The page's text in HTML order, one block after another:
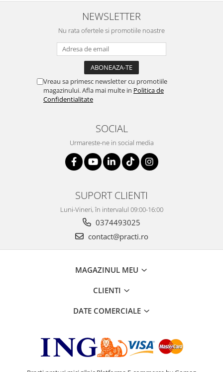
NEWSLETTER
Nu rata ofertele si promotiile noastre
Vreau sa primesc newsletter cu promotiile
magazinului. Afla mai multe in Politica de
Confidentialitate
SOCIAL
Urmareste-ne in social media
SUPORT CLIENTI
Luni-Vineri, în intervalul 09:00-16:00
0374493025
contact@practi.ro
MAGAZINUL MEU
CLIENTI
DATE COMERCIALE